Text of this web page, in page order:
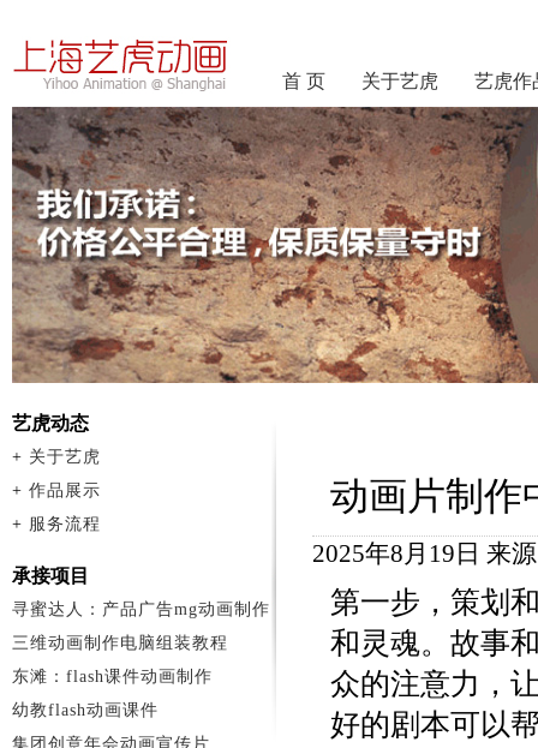
首 页 关于艺虎 艺虎作
动画片制作
2025年8月19日 来
第一步，策划
和灵魂。故事
众的注意力，
好的剧本可以
艺虎动态
+ 关于艺虎
+ 作品展示
+ 服务流程
承接项目
寻蜜达人：产品广告mg动画制作
三维动画制作电脑组装教程
东滩：flash课件动画制作
幼教flash动画课件
集团创意年会动画宣传片